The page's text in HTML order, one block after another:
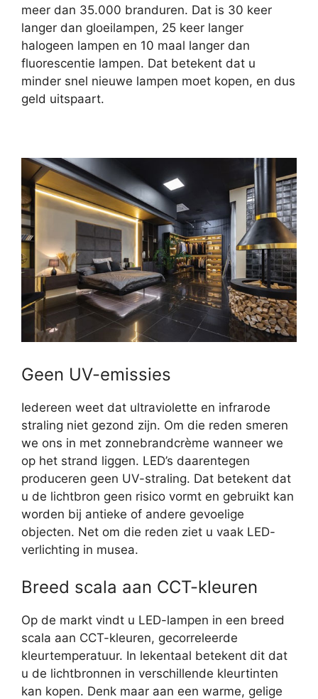
meer dan 35.000 branduren. Dat is 30 keer
langer dan gloeilampen, 25 keer langer
halogeen lampen en 10 maal langer dan
fluorescentie lampen. Dat betekent dat u
minder snel nieuwe lampen moet kopen, en dus
geld uitspaart.
Geen UV-emissies
Iedereen weet dat ultraviolette en infrarode
straling niet gezond zijn. Om die reden smeren
we ons in met zonnebrandcrème wanneer we
op het strand liggen. LED’s daarentegen
produceren geen UV-straling. Dat betekent dat
u de lichtbron geen risico vormt en gebruikt kan
worden bij antieke of andere gevoelige
objecten. Net om die reden ziet u vaak LED-
verlichting in musea.
Breed scala aan CCT-kleuren
Op de markt vindt u LED-lampen in een breed
scala aan CCT-kleuren, gecorreleerde
kleurtemperatuur. In lekentaal betekent dit dat
u de lichtbronnen in verschillende kleurtinten
kan kopen. Denk maar aan een warme, gelige